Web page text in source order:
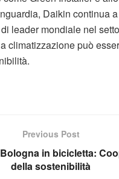
Daikin continua
leader mondiale nel
climatizzazione può
Previous Post
in bicicletta:
della sostenibilità